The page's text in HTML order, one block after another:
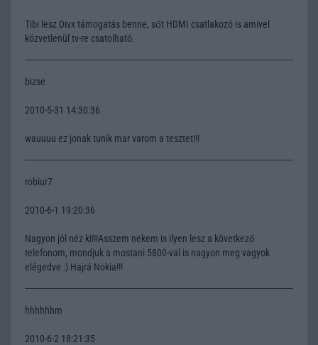
Tibi lesz Divx támogatás benne, sőt HDMI csatlakozó is amivel
közvetlenül tv-re csatolható.
bizse
2010-5-31 14:30:36
wauuuu ez jonak tunik mar varom a tesztet!!!
robiur7
2010-6-1 19:20:36
Nagyon jól néz ki!!!Asszem nekem is ilyen lesz a következő
telefonom, mondjuk a mostani 5800-val is nagyon meg vagyok
elégedve :) Hajrá Nokia!!!
hhhhhhm
2010-6-2 18:21:35